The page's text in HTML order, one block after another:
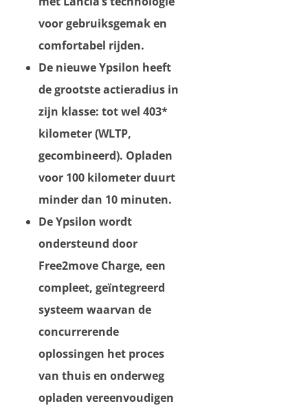
voor gebruiksgemak en
comfortabel rijden.
De nieuwe Ypsilon heeft
de grootste actieradius in
zijn klasse: tot wel 403*
kilometer (WLTP,
gecombineerd). Opladen
voor 100 kilometer duurt
minder dan 10 minuten.
De Ypsilon wordt
ondersteund door
Free2move Charge, een
compleet, geïntegreerd
systeem waarvan de
concurrerende
oplossingen het proces
van thuis en onderweg
opladen vereenvoudigen